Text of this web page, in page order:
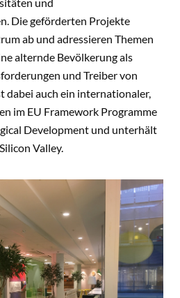
Die geförderten Projekte
ab und adressieren Themen
alternde Bevölkerung als
und Treiber von
dabei auch ein internationaler,
im EU Framework Programme
Development und unterhält
Valley.